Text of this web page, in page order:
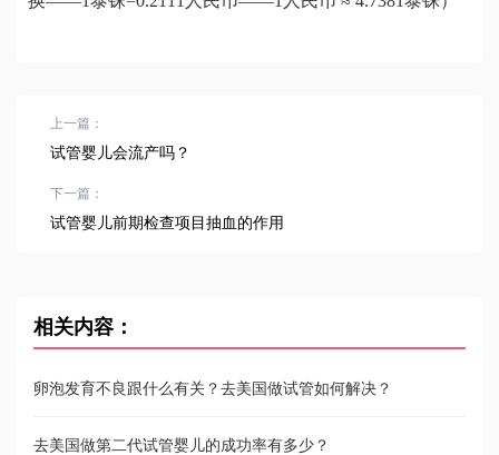
上一篇：
试管婴儿会流产吗？
下一篇：
试管婴儿前期检查项目抽血的作用
相关内容：
卵泡发育不良跟什么有关？去美国做试管如何解决？
去美国做第二代试管婴儿的成功率有多少？